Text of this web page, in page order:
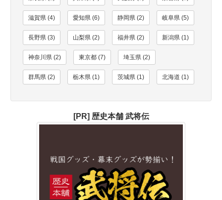
滋賀県 (4) 愛知県 (6) 静岡県 (2) 岐阜県 (5)
長野県 (3) 山梨県 (2) 福井県 (2) 新潟県 (1)
神奈川県 (2) 東京都 (7) 埼玉県 (2)
群馬県 (2) 栃木県 (1) 茨城県 (1) 北海道 (1)
[PR] 歴史本舗 武将伝